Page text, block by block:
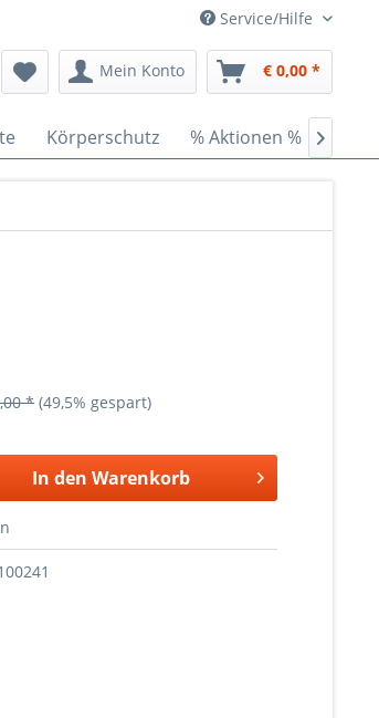
Service/Hilfe
Mein Konto € 0,00 *
Körperschutz % Aktionen % 
* (49,5% gespart)
In den Warenkorb